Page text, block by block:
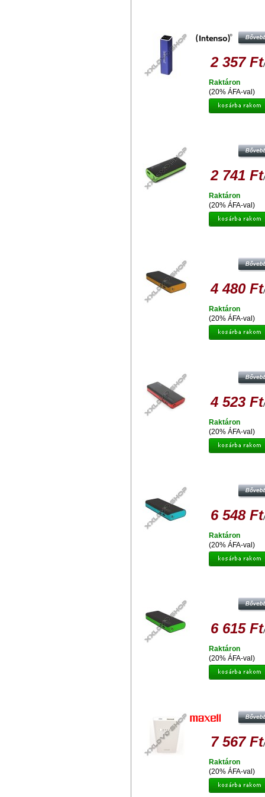
2 357 Ft
(20% ÁFA-val)
Raktáron
FEKETE-ZÖLD 42914
2 741 Ft
(20% ÁFA-val)
Raktáron
BLACK/ORANGE [42415]
4 480 Ft
(20% ÁFA-val)
Raktáron
ZSEBLÁMPA - FEKETE-PIROS
4 523 Ft
(20% ÁFA-val)
Raktáron
BLACK/BLUE [42896]
6 548 Ft
(20% ÁFA-val)
Raktáron
BLACK/GREEN [42897]
6 615 Ft
(20% ÁFA-val)
Raktáron
7 567 Ft
(20% ÁFA-val)
Raktáron